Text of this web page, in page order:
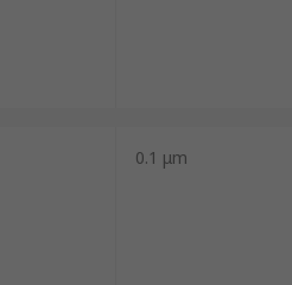
0.1 μm